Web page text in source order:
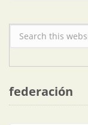
Formulario de
federación